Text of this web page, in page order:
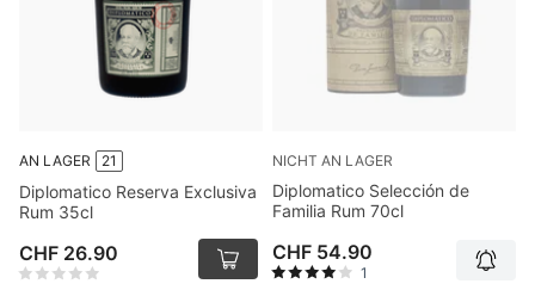
AN LAGER 21
Diplomatico Reserva Exclusiva
Rum 35cl
CHF 26.90
NICHT AN LAGER
Diplomatico Selección de
Familia Rum 70cl
CHF 54.90
1